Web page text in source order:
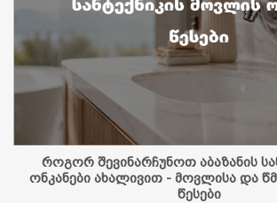
როგორ შევინარჩუნოთ აბაზანის
ონკანები ახალივით - მოვლისა და
წესები